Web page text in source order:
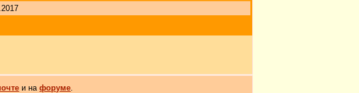
и нафоруме.